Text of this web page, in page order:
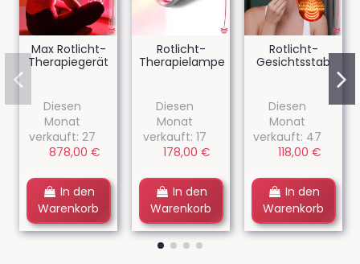
Max Rotlicht-
Therapiegerät
Diesen
Monat
verkauft: 27
878,00 €
In den
Warenkorb
Rotlicht-
Therapielampe
Diesen
Monat
verkauft: 17
178,00 €
In den
Warenkorb
Rotlicht-
Gesichtsstab
Diesen
Monat
verkauft: 47
118,00 €
In den
Warenkorb